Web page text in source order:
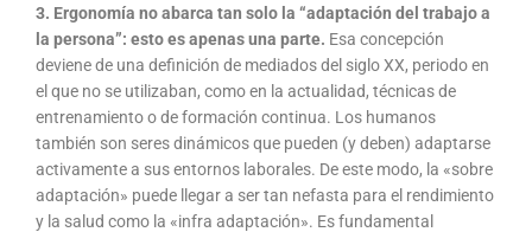
3. Ergonomía no abarca tan solo la “adaptación del trabajo a
la persona”: esto es apenas una parte. Esa concepción
deviene de una definición de mediados del siglo XX, periodo en
el que no se utilizaban, como en la actualidad, técnicas de
entrenamiento o de formación continua. Los humanos
también son seres dinámicos que pueden (y deben) adaptarse
activamente a sus entornos laborales. De este modo, la «sobre
adaptación» puede llegar a ser tan nefasta para el rendimiento
y la salud como la «infra adaptación». Es fundamental